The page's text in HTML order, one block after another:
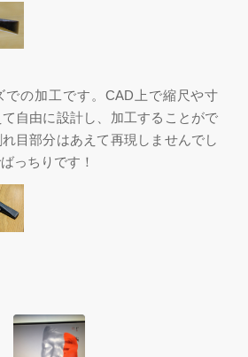
での加工です。CAD上で縮尺や寸
自由に設計し、加工することがで
目部分はあえて再現しませんでし
っちりです！